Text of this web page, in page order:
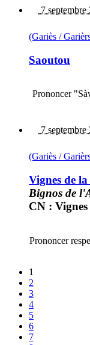
7 septembre
(Gariès /
Saoutou
Prononcer
7 septembre
(Gariès /
Vignes de la
Bignos de
CN :
Prononcer
1
2
3
4
5
6
7